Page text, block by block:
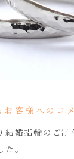
客様へのコ
結婚指輪のご
。